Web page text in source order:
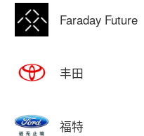
Faraday Future
丰田
福特